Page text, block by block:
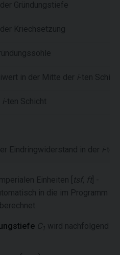
Gründungstiefe
Kriechsetzung
in der Mitte der i-ten
i-ten Schicht
Eindringwiderstand in der i-ten
Einheiten [ tsf, ft ] -
in die im Programm
C 1 wird nachfolgend